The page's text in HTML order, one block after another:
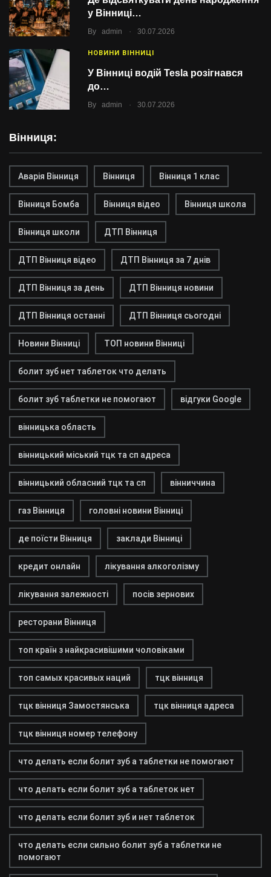
у Вінниці…
By admin . 30.07.2026
НОВИНИ ВІННИЦІ
У Вінниці водій Tesla розігнався
до…
By admin . 30.07.2026
Вінниця:
Аварія Вінниця Вінниця Вінниця 1 клас
Вінниця Бомба Вінниця відео Вінниця школа
Вінниця школи ДТП Вінниця
ДТП Вінниця відео ДТП Вінниця за 7 днів
ДТП Вінниця за день ДТП Вінниця новини
ДТП Вінниця останні ДТП Вінниця сьогодні
Новини Вінниці ТОП новини Вінниці
болит зуб нет таблеток что делать
болит зуб таблетки не помогают відгуки Google
вінницька область
вінницький міський тцк та сп адреса
вінницький обласний тцк та сп вінниччина
газ Вінниця головні новини Вінниці
де поїсти Вінниця заклади Вінниці
кредит онлайн лікування алкоголізму
лікування залежності посів зернових
ресторани Вінниця
топ країн з найкрасивішими чоловіками
топ самых красивых наций тцк вінниця
тцк вінниця Замостянська тцк вінниця адреса
тцк вінниця номер телефону
что делать если болит зуб а таблетки не помогают
что делать если болит зуб а таблеток нет
что делать если болит зуб и нет таблеток
что делать если сильно болит зуб а таблетки не
помогают